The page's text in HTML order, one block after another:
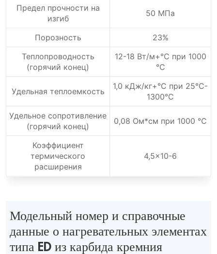
Предел прочности на
изгиб
50 МПа
Порозность
23%
Теплопроводность
(горячий конец)
12-18 Вт/м+℃ при 1000
℃
Удельная теплоемкость
1,0 кДж/кг+°C при 25°C-
1300°C
Удельное сопротивление
(горячий конец)
0,08 Ом*см при 1000 ℃
Коэффициент
термического
расширения
4,5x10-6
Модельный номер и справочные
данные о нагревательных элементах
типа ED из карбида кремния